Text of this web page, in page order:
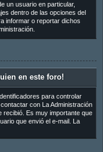
un usuario en particular,
dentro de las opciones del
informar o reportar dichos
en este foro!
para controlar
con La Administración
recibió. Es muy importante que
que envió el e-mail. La